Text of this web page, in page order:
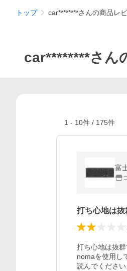
トップ car********さんの商品レ
car********さん
1 - 10件 / 175件
富
打ち心地は
打ち心地は抜
nomaを使用し
読んでくださ